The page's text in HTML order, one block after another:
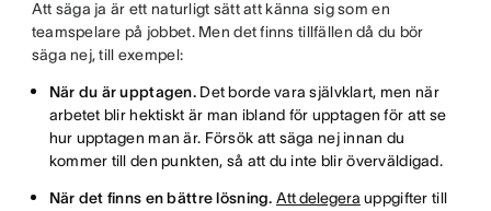
Att säga ja är ett naturligt sätt att känna sig som en
teamspelare på jobbet. Men det finns tillfällen då du bör
säga nej, till exempel:
När du är upptagen. Det borde vara självklart, men när
arbetet blir hektiskt är man ibland för upptagen för att se
hur upptagen man är. Försök att säga nej innan du
kommer till den punkten, så att du inte blir överväldigad.
När det finns en bättre lösning. Att delegera uppgifter till